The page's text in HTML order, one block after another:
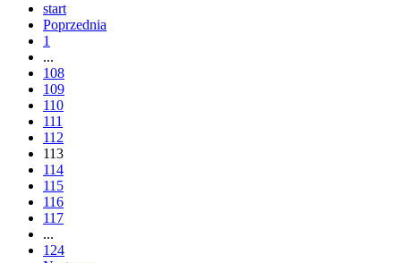
start
Poprzednia
1
...
108
109
110
111
112
113
114
115
116
117
...
124